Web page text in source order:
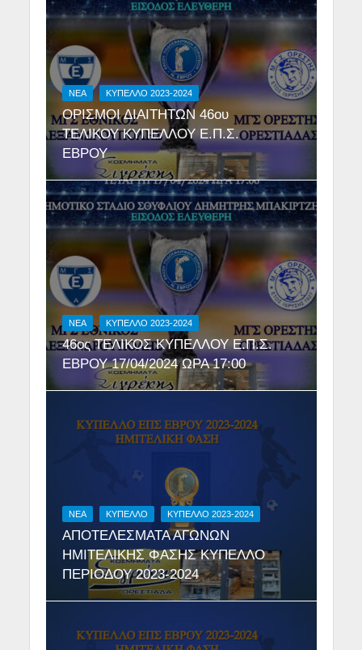
NEA ΚΥΠΕΛΛΟ 2023-2024
ΟΡΙΣΜΟΙ ΔΙΑΙΤΗΤΩΝ 46ου
ΤΕΛΙΚΟΥ ΚΥΠΕΛΛΟΥ Ε.Π.Σ.
ΕΒΡΟΥ
NEA ΚΥΠΕΛΛΟ 2023-2024
46ος ΤΕΛΙΚΟΣ ΚΥΠΕΛΛΟΥ Ε.Π.Σ.
ΕΒΡΟΥ 17/04/2024 ΩΡΑ 17:00
NEA ΚΎΠΕΛΛΟ ΚΥΠΕΛΛΟ 2023-2024
ΑΠΟΤΕΛΕΣΜΑΤΑ ΑΓΩΝΩΝ
ΗΜΙΤΕΛΙΚΗΣ ΦΑΣΗΣ ΚΥΠΕΛΛΟ
ΠΕΡΙΟΔΟΥ 2023-2024